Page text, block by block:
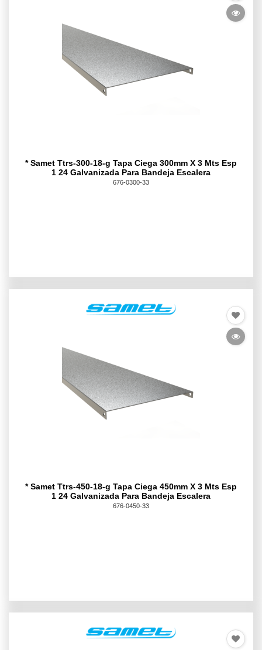
* Samet Ttrs-300-18-g Tapa Ciega 300mm X 3 Mts Esp
1 24 Galvanizada Para Bandeja Escalera
676-0300-33
* Samet Ttrs-450-18-g Tapa Ciega 450mm X 3 Mts Esp
1 24 Galvanizada Para Bandeja Escalera
676-0450-33